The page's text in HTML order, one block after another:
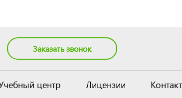
Заказать звонок
центр Лицензии